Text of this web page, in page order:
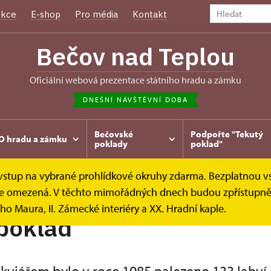
E-shop Pro média Kontakt
Bečov nad Teplou
oficiální webová prezentace státního hradu a zámku
DNEŠNÍ NÁVŠTĚVNÍ DOBA
hradu a zámku
Bečovské
poklady
Podpořte "Tekutý
poklad"
na vybrané prohlídkové okruhy zdarma. Bezplatnou
V těchto mimořádných dnech budou
Maura, II. Zámecké interiéry a XX. Hradní kaple.
poklad